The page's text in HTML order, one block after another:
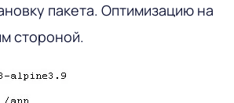
пакета. Оптимизацию на
стороной.